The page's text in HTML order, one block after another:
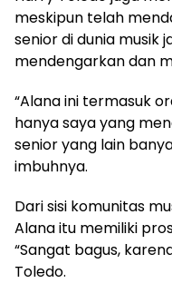
meskipun telah
senior di dunia musik
mendengarkan dan
“Alana ini termasuk
hanya saya yang
senior yang lain
imbuhnya.
Dari sisi komunitas
Alana itu memiliki
“Sangat bagus,
Toledo.